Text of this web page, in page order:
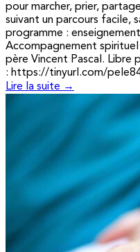
pour marcher, prier,
suivant un parcours facile,
programme :
Accompagnement
père Vincent Pascal. Libre
: https://tinyurl.com/
Lire la suite →